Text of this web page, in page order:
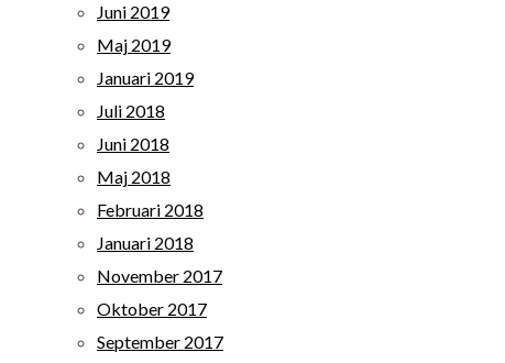
Juni 2019
Maj 2019
Januari 2019
Juli 2018
Juni 2018
Maj 2018
Februari 2018
Januari 2018
November 2017
Oktober 2017
September 2017